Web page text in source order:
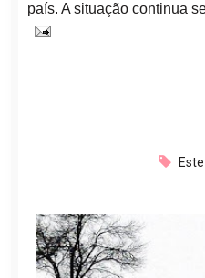
país. A situação continua